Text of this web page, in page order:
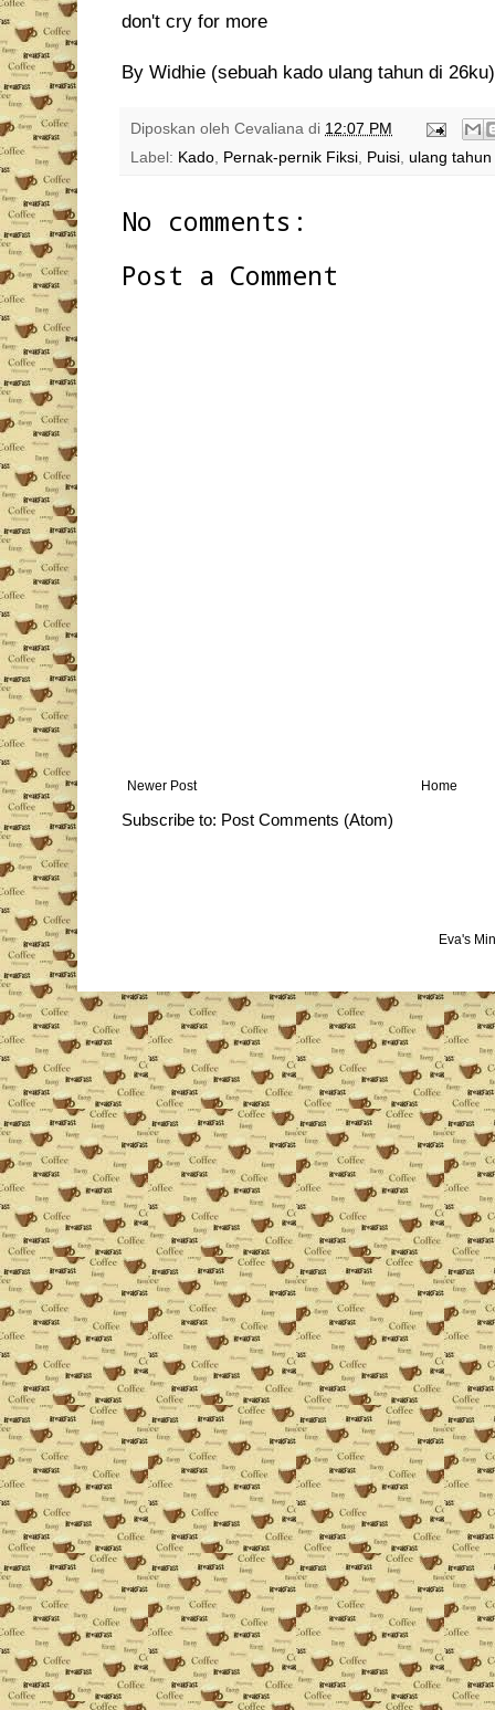
don't cry for more
By Widhie (sebuah kado ulang tahun di 26ku)
Diposkan oleh Cevaliana di 12:07 PM
Label: Kado, Pernak-pernik Fiksi, Puisi, ulang tahun
No comments:
Post a Comment
Newer Post Home
Subscribe to: Post Comments (Atom)
Eva's